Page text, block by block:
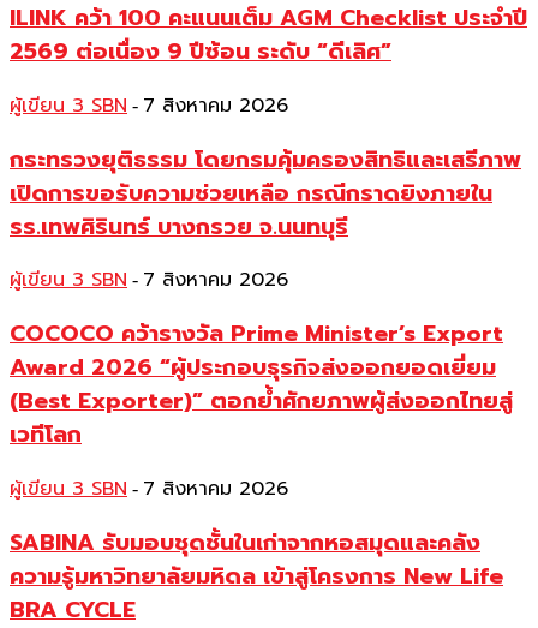
ILINK คว้า 100 คะแนนเต็ม AGM Checklist ประจำปี
2569 ต่อเนื่อง 9 ปีซ้อน ระดับ “ดีเลิศ”
ผู้เขียน 3 SBN - 7 สิงหาคม 2026
กระทรวงยุติธรรม โดยกรมคุ้มครองสิทธิและเสรีภาพ
เปิดการขอรับความช่วยเหลือ กรณีกราดยิงภายใน
รร.เทพศิรินทร์ บางกรวย จ.นนทบุรี
ผู้เขียน 3 SBN - 7 สิงหาคม 2026
COCOCO คว้ารางวัล Prime Minister’s Export
Award 2026 “ผู้ประกอบธุรกิจส่งออกยอดเยี่ยม
(Best Exporter)” ตอกย้ำศักยภาพผู้ส่งออกไทยสู่
เวทีโลก
ผู้เขียน 3 SBN - 7 สิงหาคม 2026
SABINA รับมอบชุดชั้นในเก่าจากหอสมุดและคลัง
ความรู้มหาวิทยาลัยมหิดล เข้าสู่โครงการ New Life
BRA CYCLE